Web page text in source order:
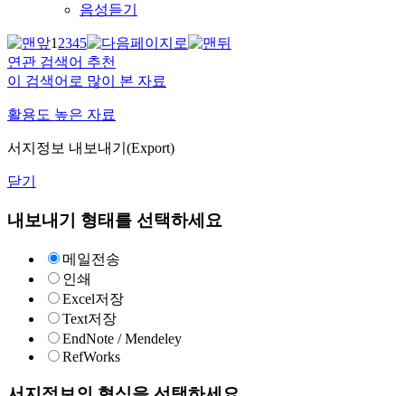
음성듣기
12345
연관 검색어 추천
이 검색어로 많이 본 자료
활용도 높은 자료
서지정보 내보내기(Export)
닫기
내보내기 형태를 선택하세요
메일전송
인쇄
Excel저장
Text저장
EndNote / Mendeley
RefWorks